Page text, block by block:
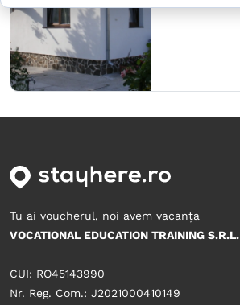
Tu ai voucherul, noi avem vacanța
VOCATIONAL EDUCATION TRAINING S.R.L.
CUI: RO45143990
Nr. Reg. Com.: J2021000410149